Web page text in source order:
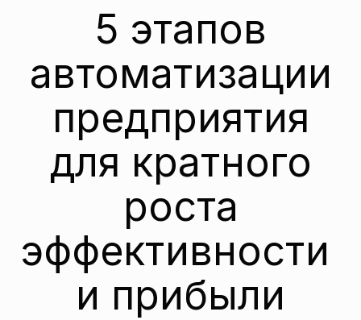
5 этапов
автоматизации
предприятия
для кратного
роста
эффективности
и прибыли